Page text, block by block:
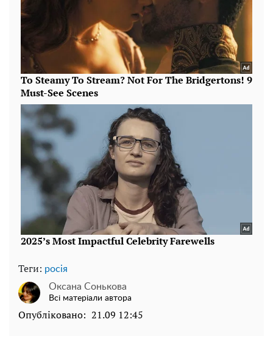
Теги: росія
Оксана Сонькова
Всі матеріали автора
Опубліковано: 21.09 12:45